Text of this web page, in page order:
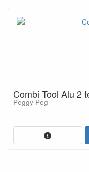
Combi Tool Alu 2
Peggy Peg